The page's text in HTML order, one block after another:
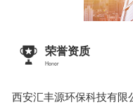
荣誉资质
Honor
西安汇丰源环保科技有限